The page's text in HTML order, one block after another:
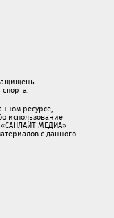
ресурсе,
использование
МЕДИА»
с данного